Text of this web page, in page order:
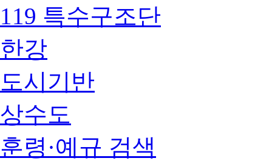
119 특수구조단
한강
도시기반
상수도
훈령·예규 검색